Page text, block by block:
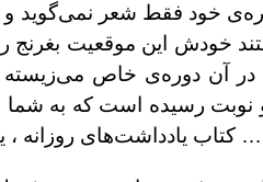
خود فقط شعر نمی‌گوید و
این موقعیت بغرنج را
در آن دوره‌ی خاص
نوبت رسیده است که به
یادداشت‌های روزانه ،